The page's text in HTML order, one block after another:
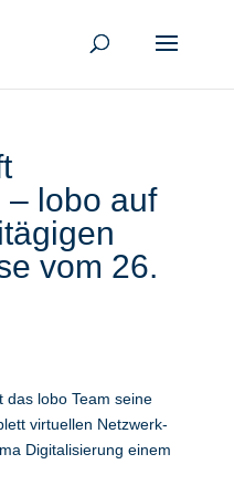
– lobo auf
vom 26.
das lobo Team seine
virtuellen Netzwerk-
Digitalisierung einem